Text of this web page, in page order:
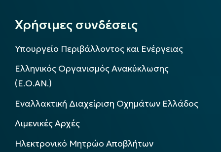
Χρήσιμες συνδέσεις
Υπουργείο Περιβάλλοντος και Ενέργειας
Ελληνικός Οργανισμός Ανακύκλωσης
(Ε.Ο.ΑΝ.)
Εναλλακτική Διαχείριση Οχημάτων Ελλάδος
Λιμενικές Αρχές
Ηλεκτρονικό Μητρώο Αποβλήτων